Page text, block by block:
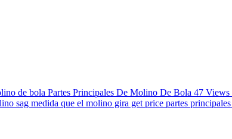
de bola Partes Principales De Molino De Bola 47
sag medida que el molino gira get price partes